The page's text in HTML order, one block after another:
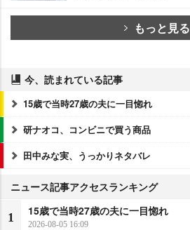
もっと見る
今、読まれている記事
15歳で当時27歳の夫に一目惚れ
研ナオコ、コンビニで買う商品
田中みな実、うっかりネタバレ
ニュース記事アクセスランキング
1
15歳で当時27歳の夫に一目惚れ
2026-08-05 16:09